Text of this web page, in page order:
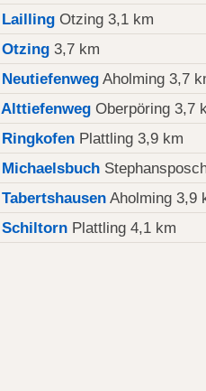
Lailling Otzing 3,1 km
Otzing 3,7 km
Neutiefenweg Aholming 3,7
Alttiefenweg Oberpöring 3,7
Ringkofen Plattling 3,9 km
Michaelsbuch
Tabertshausen Aholming 3,9
Schiltorn Plattling 4,1 km